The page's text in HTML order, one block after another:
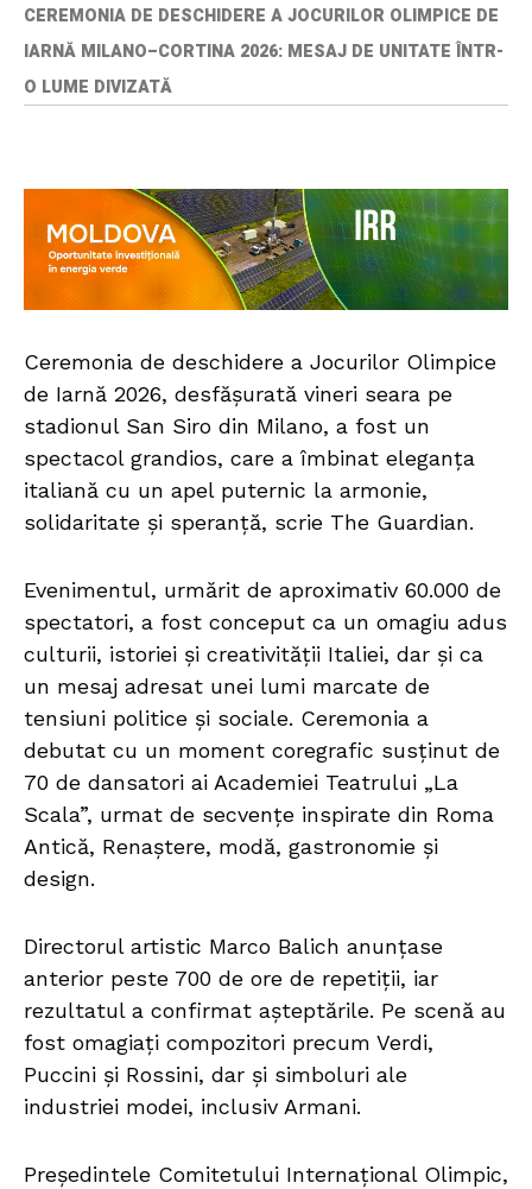
CEREMONIA DE DESCHIDERE A JOCURILOR OLIMPICE DE
IARNĂ MILANO–CORTINA 2026: MESAJ DE UNITATE ÎNTR-
O LUME DIVIZATĂ
Ceremonia de deschidere a Jocurilor Olimpice
de Iarnă 2026, desfășurată vineri seara pe
stadionul San Siro din Milano, a fost un
spectacol grandios, care a îmbinat eleganța
italiană cu un apel puternic la armonie,
solidaritate și speranță, scrie The Guardian.
Evenimentul, urmărit de aproximativ 60.000 de
spectatori, a fost conceput ca un omagiu adus
culturii, istoriei și creativității Italiei, dar și ca
un mesaj adresat unei lumi marcate de
tensiuni politice și sociale. Ceremonia a
debutat cu un moment coregrafic susținut de
70 de dansatori ai Academiei Teatrului „La
Scala”, urmat de secvențe inspirate din Roma
Antică, Renaștere, modă, gastronomie și
design.
Directorul artistic Marco Balich anunțase
anterior peste 700 de ore de repetiții, iar
rezultatul a confirmat așteptările. Pe scenă au
fost omagiați compozitori precum Verdi,
Puccini și Rossini, dar și simboluri ale
industriei modei, inclusiv Armani.
Președintele Comitetului Internațional Olimpic,